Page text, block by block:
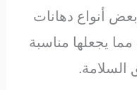
أنواع دهانات
يجعلها مناسبة
السلامة.